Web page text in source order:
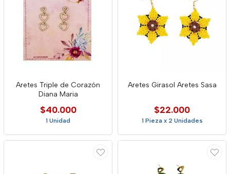
Aretes Triple de Corazón
Diana Maria
$40.000
1 Unidad
Aretes Girasol Aretes Sasa
$22.000
1 Pieza x 2 Unidades